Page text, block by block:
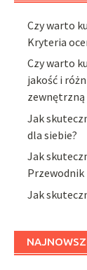
Czy warto
Kryteria
Czy warto
jakość i
zewnętrzną
Jak
dla siebie?
Jak
Jak